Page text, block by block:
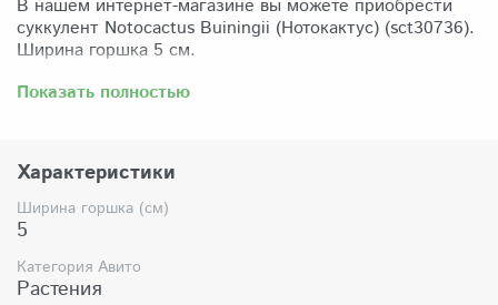
В нашем интернет-магазине вы можете приобрести
суккулент Notocactus Buiningii (Нотокактус) (sct30736).
Ширина горшка 5 см.
Забрать растение можно самовывозом из нашего
по России осуществляется через Яндекс-доставку или
СДЭК.
Комплектация:
Растение (отправляется с открытой корневой
системой, это норма для всех суккулентов, они
Показать полностью
Характеристики
Ширина горшка (см)
5
Категория Авито
Растения